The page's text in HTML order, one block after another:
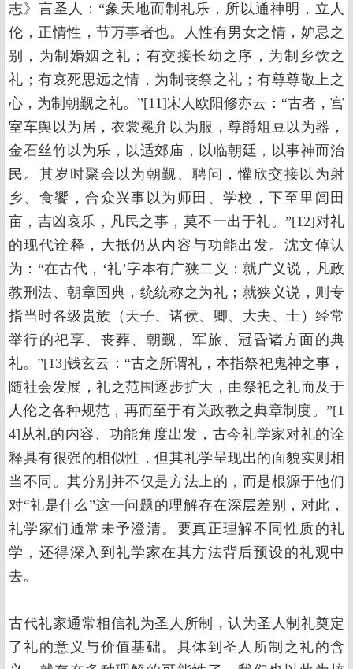
志》言圣人：“象天地而制礼乐，所以通神明，立人
伦，正情性，节万事者也。人性有男女之情，妒忌之
别，为制婚姻之礼；有交接长幼之序，为制乡饮之
礼；有哀死思远之情，为制丧祭之礼；有尊尊敬上之
心，为制朝觐之礼。”[11]宋人欧阳修亦云：“古者，宫
室车舆以为居，衣裳冕弁以为服，尊爵俎豆以为器，
金石丝竹以为乐，以适郊庙，以临朝廷，以事神而治
民。其岁时聚会以为朝觐、聘问，懽欣交接以为射
乡、食饗，合众兴事以为师田、学校，下至里闾田
亩，吉凶哀乐，凡民之事，莫不一出于礼。”[12]对礼
的现代诠释，大抵仍从内容与功能出发。沈文倬认
为：“在古代，‘礼’字本有广狭二义：就广义说，凡政
教刑法、朝章国典，统统称之为礼；就狭义说，则专
指当时各级贵族（天子、诸侯、卿、大夫、士）经常
举行的祀享、丧葬、朝觐、军旅、冠昏诸方面的典
礼。”[13]钱玄云：“古之所谓礼，本指祭祀鬼神之事，
随社会发展，礼之范围逐步扩大，由祭祀之礼而及于
人伦之各种规范，再而至于有关政教之典章制度。”[1
4]从礼的内容、功能角度出发，古今礼学家对礼的诠
释具有很强的相似性，但其礼学呈现出的面貌实则相
当不同。其分别并不仅是方法上的，而是根源于他们
对“礼是什么”这一问题的理解存在深层差别，对此，
礼学家们通常未予澄清。要真正理解不同性质的礼
学，还得深入到礼学家在其方法背后预设的礼观中
去。
古代礼家通常相信礼为圣人所制，认为圣人制礼奠定
了礼的意义与价值基础。具体到圣人所制之礼的含